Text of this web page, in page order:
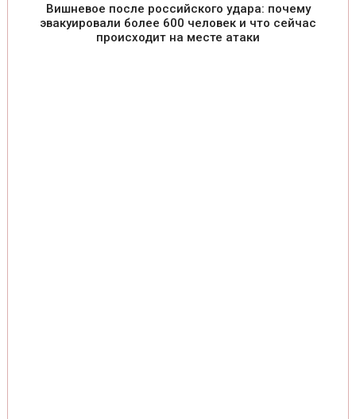
Вишневое после российского удара: почему
эвакуировали более 600 человек и что сейчас
происходит на месте атаки